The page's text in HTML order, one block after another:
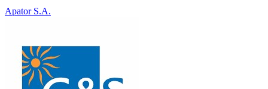
Apator S.A.